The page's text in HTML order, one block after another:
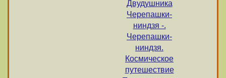
Двудушника
Черепашки-
ниндзя -.
Черепашки-
ниндзя.
Космическое
путешествие